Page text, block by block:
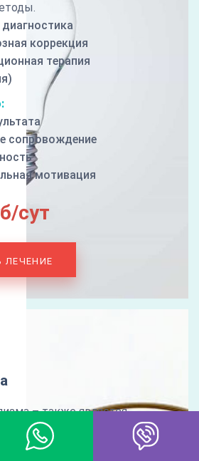
коррекция
терапия
сопровождение
мотивация
сут
ЛЕЧЕНИЕ
– также является
направлением
учреждения.